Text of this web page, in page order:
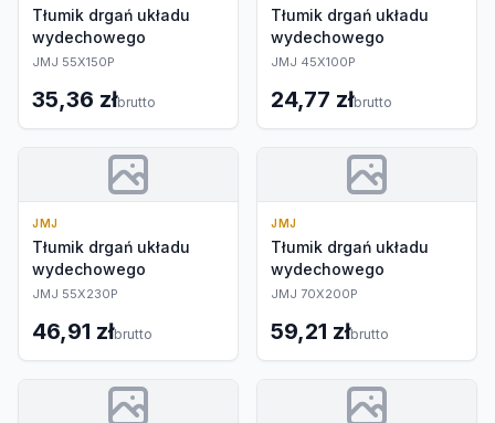
Tłumik drgań układu
wydechowego
JMJ 55X150P
35,36 złbrutto
Tłumik drgań układu
wydechowego
JMJ 45X100P
24,77 złbrutto
JMJ
Tłumik drgań układu
wydechowego
JMJ 55X230P
46,91 złbrutto
JMJ
Tłumik drgań układu
wydechowego
JMJ 70X200P
59,21 złbrutto